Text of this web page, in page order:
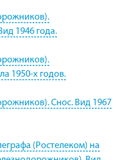
1946 года.
1950-х годов.
Снос. Вид 1967
(Ростелеком) на